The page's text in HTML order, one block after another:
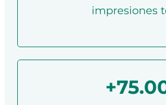
impresiones